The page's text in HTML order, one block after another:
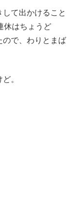
て出かけること
休はちょうど
ので、わりとまば
。